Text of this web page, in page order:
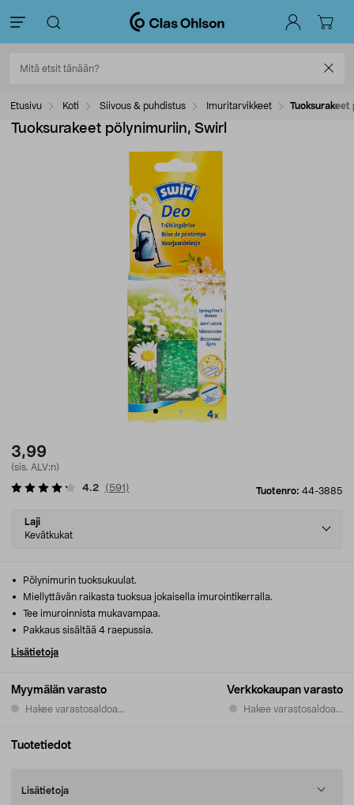
Etusivu Koti Siivous & puhdistus Imuritarvikkeet
Tuoksurakeet pölynimuriin, Swirl
3,99
(sis. ALV:n)
Tuotenro: 44-3885
4.2 ( 591 )
Select
variant
Laji
Kevätkukat
Myymälän varasto
Hakee varastosaldoa...
Verkkokaupan varasto
Hakee varastosaldoa...
Pölynimurin tuoksukuulat.
Miellyttävän raikasta tuoksua jokaisella imurointikerralla.
Tee imuroinnista mukavampaa.
Pakkaus sisältää 4 raepussia.
Lisätietoja
Tuotetiedot
Lisätietoja